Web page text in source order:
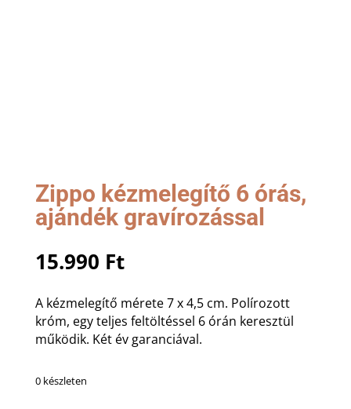
Zippo kézmelegítő 6 órás,
ajándék gravírozással
15.990 Ft
A kézmelegítő mérete 7 x 4,5 cm. Polírozott
króm, egy teljes feltöltéssel 6 órán keresztül
működik. Két év garanciával.
0 készleten